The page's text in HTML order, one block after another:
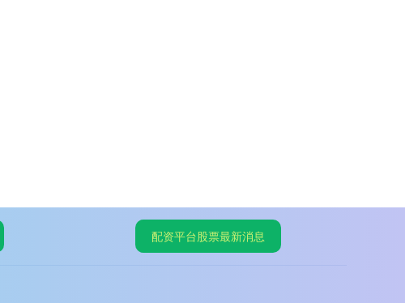
配资平台股票最新消息